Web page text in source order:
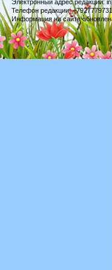
Электронный адрес редакции:
Телефон редакции:
Информация на сайте